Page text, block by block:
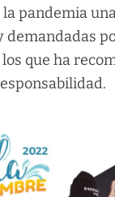
pandemia
demandadas
los que ha